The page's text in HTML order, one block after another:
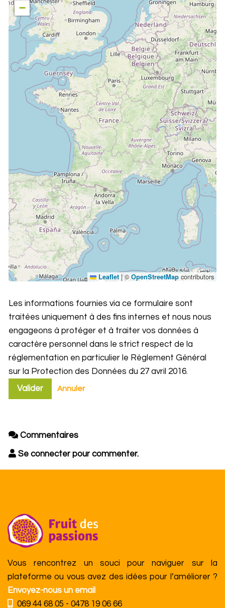
−
Leaflet |©OpenStreetMap contributors
Les informations fournies via ce formulaire sont
traitées uniquement à des fins internes et nous nous
engageons à protéger et à traiter vos données à
caractère personnel dans le strict respect de la
réglementation en particulier le Règlement Général
sur la Protection des Données du 27 avril 2016.
Valider
Annuler
Commentaires
Se connecter pour commenter.
Vous rencontrez un souci pour naviguer sur la
plateforme ou vous avez des idées pour l’améliorer ?
Envoyez-nous un email
069 44 68 05 - 0478 19 06 66